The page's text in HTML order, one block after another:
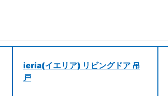
ieria(イエリア) リビングドア 吊
戸